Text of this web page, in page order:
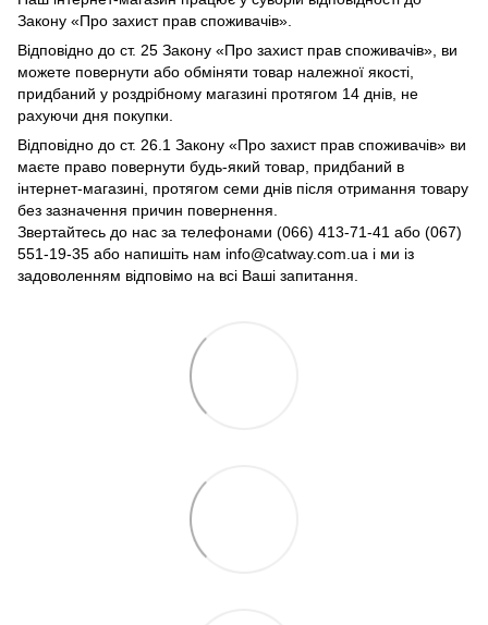
Закону «Про захист прав споживачів».
Відповідно до ст. 25 Закону «Про захист прав споживачів», ви
можете повернути або обміняти товар належної якості,
придбаний у роздрібному магазині протягом 14 днів, не
рахуючи дня покупки.
Відповідно до ст. 26.1 Закону «Про захист прав споживачів» ви
маєте право повернути будь-який товар, придбаний в
інтернет-магазині, протягом семи днів після отримання товару
без зазначення причин повернення.
Звертайтесь до нас за телефонами (066) 413-71-41 або (067)
551-19-35 або напишіть нам info@catway.com.ua і ми із
задоволенням відповімо на всі Ваші запитання.